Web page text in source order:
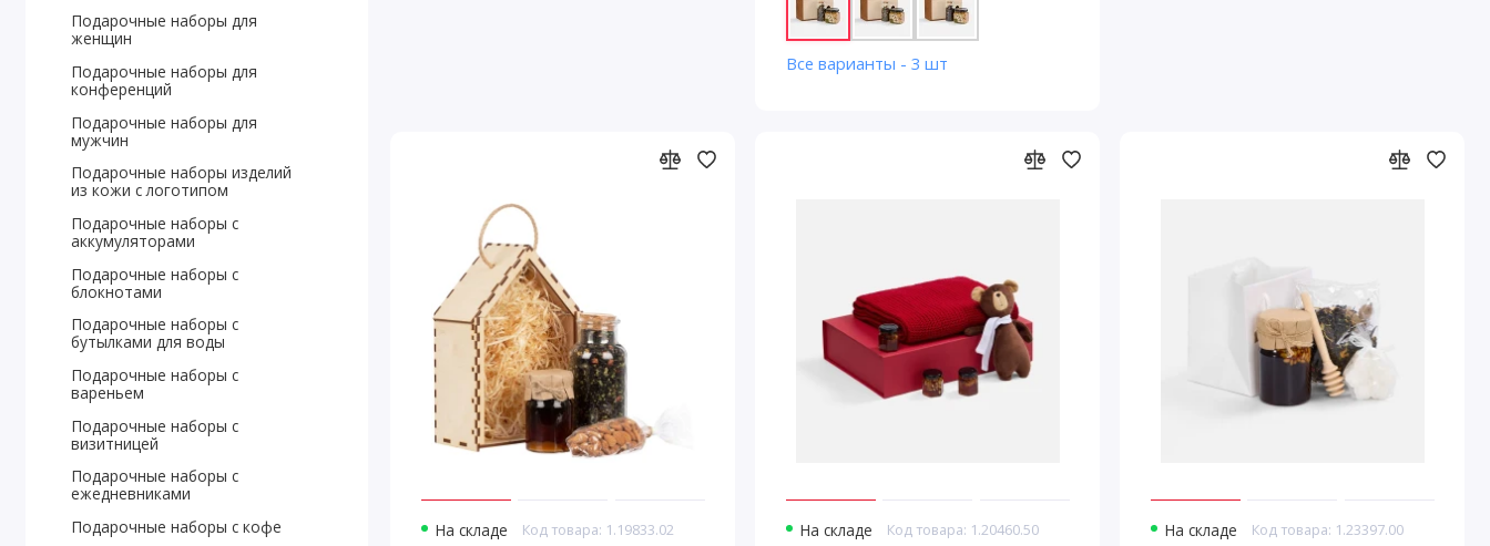
Подарочные наборы для
женщин
Подарочные наборы для
конференций
Подарочные наборы для
мужчин
Подарочные наборы изделий
из кожи с логотипом
Подарочные наборы с
аккумуляторами
Подарочные наборы с
блокнотами
Подарочные наборы с
бутылками для воды
Подарочные наборы с
вареньем
Подарочные наборы с
визитницей
Подарочные наборы с
ежедневниками
Подарочные наборы с кофе
Все варианты - 3 шт
На складе Код товара: 1.19833.02 На складе Код товара: 1.20460.50 На складе Код товара: 1.23397.00